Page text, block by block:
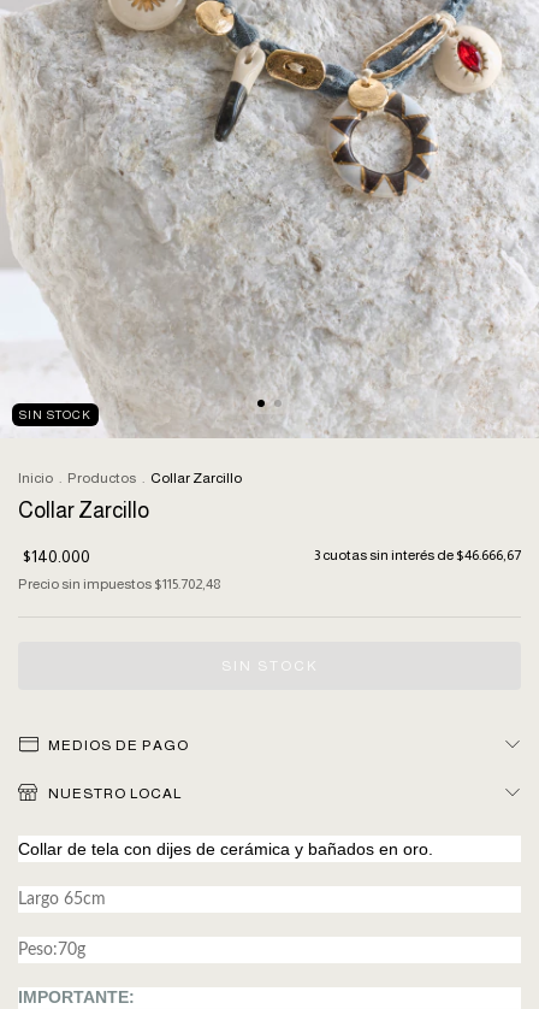
SIN STOCK
Inicio . Productos . Collar Zarcillo
Collar Zarcillo
$140.000 3 cuotas sin interés de $46.666,67
Precio sin impuestos $115.702,48
MEDIOS DE PAGO
NUESTRO LOCAL
Collar de tela con dijes de cerámica y bañados en oro.
Largo 65cm
Peso:70g
IMPORTANTE: